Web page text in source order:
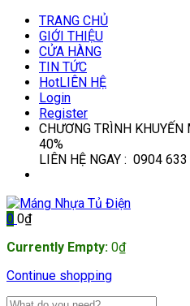
TRANG CHỦ
GIỚI THIỆU
CỬA HÀNG
TIN TỨC
HotLIÊN HỆ
Login
Register
CHƯƠNG TRÌNH
40%
LIÊN HỆ NGAY : 0904
0 0₫
Currently Empty: 0₫
Continue shopping